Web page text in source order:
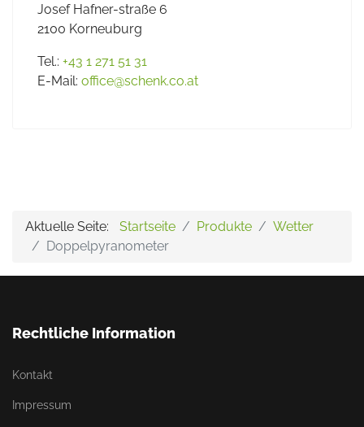
Josef Hafner-straße 6
2100 Korneuburg
Tel.: +43 1 271 51 31
E-Mail: office@schenk.co.at
Aktuelle Seite: Startseite Produkte
Wetter
Doppelpyranometer
Rechtliche Information
Kontakt
Impressum